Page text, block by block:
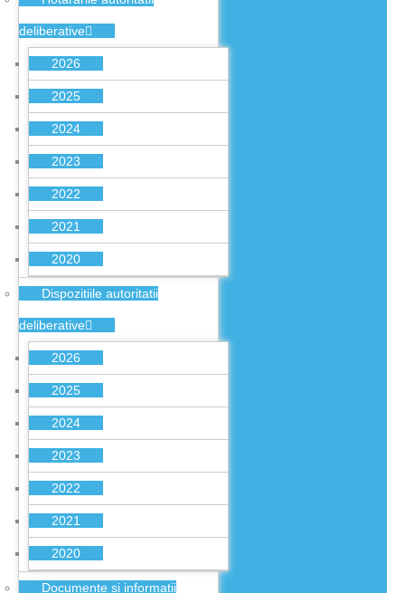
deliberative
2026
2025
2024
2023
2022
2021
2020
Dispozitiile autoritatii
deliberative
2026
2025
2024
2023
2022
2021
2020
Documente si informatii